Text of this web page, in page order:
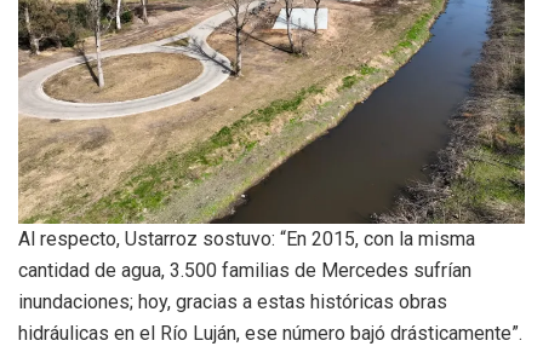
Al respecto, Ustarroz sostuvo: “En 2015, con la misma
cantidad de agua, 3.500 familias de Mercedes sufrían
inundaciones; hoy, gracias a estas históricas obras
hidráulicas en el Río Luján, ese número bajó drásticamente”.